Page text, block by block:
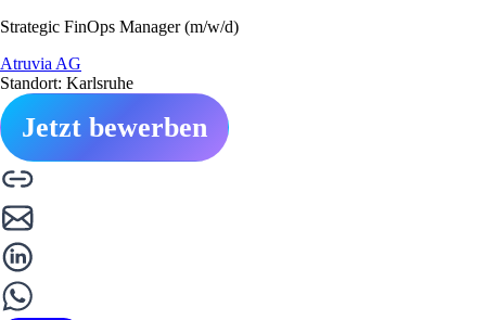
Strategic FinOps Manager (m/w/d)
Atruvia AG
Standort: Karlsruhe
Jetzt bewerben